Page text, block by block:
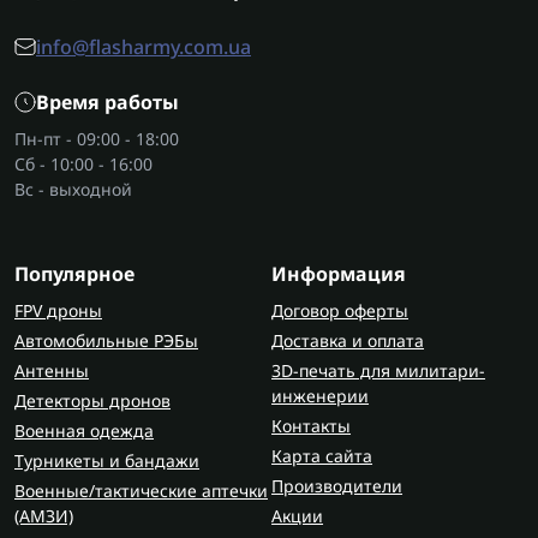
Но именно накидной ключ берет на себя
большее усилие без повреждения крепежа.
Если речь идет о более сложных работах, рядом
может быть и комплект с
Преимущества накидных ключей
перед рожковыми
Рожковый формат удобен для быстрого доступа,
но при сильной нагрузке может соскочить.
Накидной ключ работает иначе.
Его преимущества
равномерное распределение усилия;
info@flasharmy.com.ua
Время работы
Пн-пт - 09:00 - 18:00
Сб - 10:00 - 16:00
Вс - выходной
Популярное
FPV дроны
Автомобильные РЭБы
Антенны
Детекторы дронов
Военная одежда
Турникеты и бандажи
Военные/тактические аптечки
(AMЗИ)
Информация
Договор оферты
Доставка и оплата
3D-печать для милитари-
инженерии
Контакты
Карта сайта
Производители
Акции